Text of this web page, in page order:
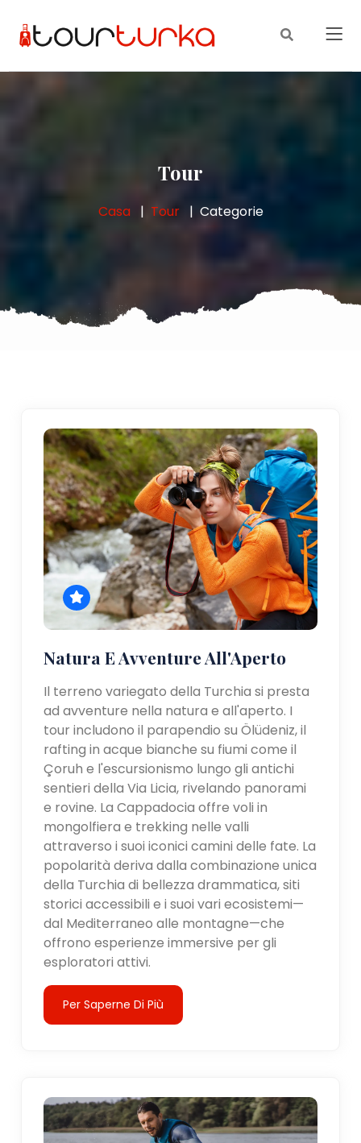
Tour
Casa Tour Categorie
Natura E Avventure All'Aperto
Il terreno variegato della Turchia si presta
ad avventure nella natura e all'aperto. I
tour includono il parapendio su Ölüdeniz, il
rafting in acque bianche su fiumi come il
Çoruh e l'escursionismo lungo gli antichi
sentieri della Via Licia, rivelando panorami
e rovine. La Cappadocia offre voli in
mongolfiera e trekking nelle valli
attraverso i suoi iconici camini delle fate. La
popolarità deriva dalla combinazione unica
della Turchia di bellezza drammatica, siti
storici accessibili e i suoi vari ecosistemi—
dal Mediterraneo alle montagne—che
offrono esperienze immersive per gli
esploratori attivi.
Per Saperne Di Più